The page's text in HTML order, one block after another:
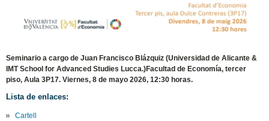
Seminario a cargo de Juan Francisco Blázquiz (Universidad de Alicante &
IMT School for Advanced Studies Lucca.)Facultad de Economía, tercer
piso, Aula 3P17. Viernes, 8 de mayo 2026, 12:30 horas.
Lista de enlaces:
Cartell